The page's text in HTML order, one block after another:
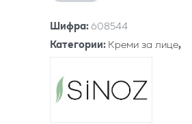
Шифра:608544
Категории:Креми за лице,